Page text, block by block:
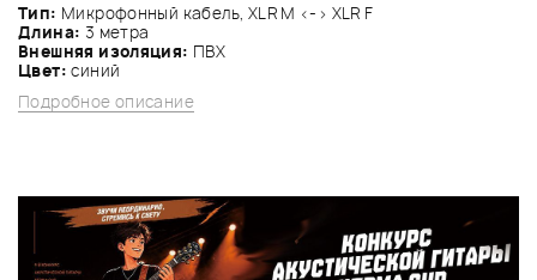
Тип: Микрофонный кабель, XLR M <-> XLR F
Длина: 3 метра
Внешняя изоляция: ПВХ
Цвет:синий
Подробное описание